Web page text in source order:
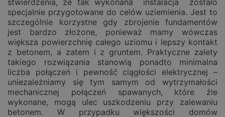
stwierdzenia, że tak wykonana instalacja zostało
specjalnie przygotowane do celów uziemienia. Jest to
szczególnie korzystne gdy zbrojenie fundamentów
jest bardzo złożone, ponieważ mamy wówczas
większa powierzchnię całego uziomu i lepszy kontakt
z betonem, a zatem i z gruntem. Praktyczne zalety
takiego rozwiązania stanowią ponadto minimalna
liczba połączeń i pewność ciągłości elektrycznej –
uniezależniamy się tym samym od wytrzymałości
mechanicznej połączeń spawanych, które źle
wykonane, mogą ulec uszkodzeniu przy zalewaniu
betonem. W przypadku większości domów